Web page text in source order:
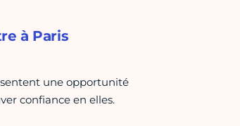
à Paris
une opportunité
confiance en elles.